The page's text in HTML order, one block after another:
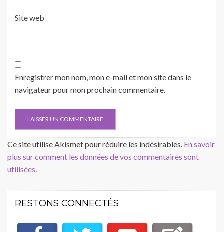
Site web
Enregistrer mon nom, mon e-mail et mon site dans le
navigateur pour mon prochain commentaire.
Ce site utilise Akismet pour réduire les indésirables. En savoir
plus sur comment les données de vos commentaires sont
utilisées.
RESTONS CONNECTÉS